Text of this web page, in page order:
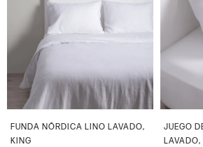
FUNDA NÓRDICA LINO LAVADO,
KING
JUEGO
LAVADO,